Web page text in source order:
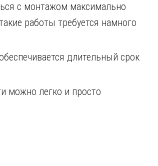
с монтажом максимально
работы требуется намного
длительный срок
можно легко и просто